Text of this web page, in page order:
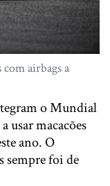
airbags a
o Mundial
usar macacões
ano. O
sempre foi de